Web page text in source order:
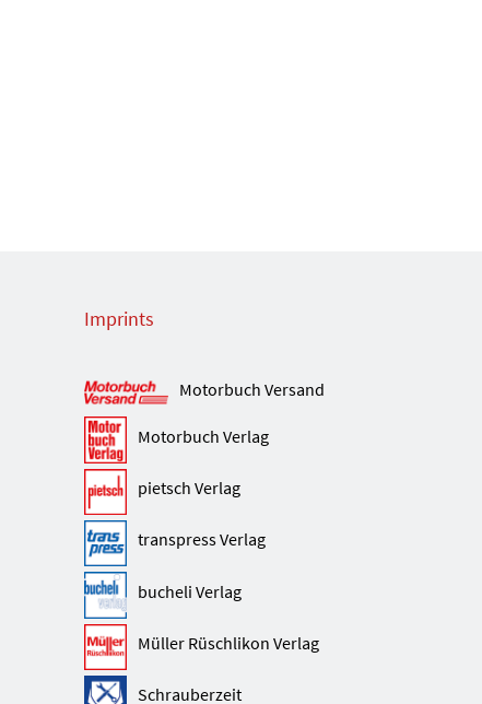
Imprints
Motorbuch Versand
Motorbuch Verlag
pietsch Verlag
transpress Verlag
bucheli Verlag
Müller Rüschlikon Verlag
Schrauberzeit